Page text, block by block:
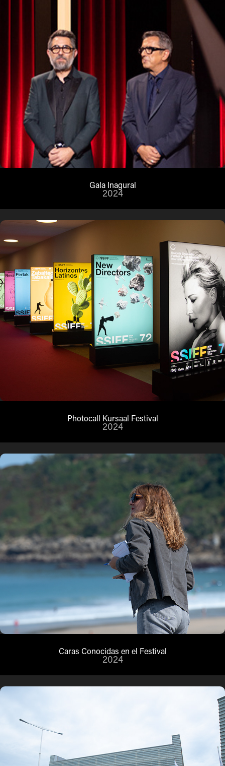
Gala Inagural
2024
Photocall Kursaal Festival
2024
Caras Conocidas en el Festival
2024